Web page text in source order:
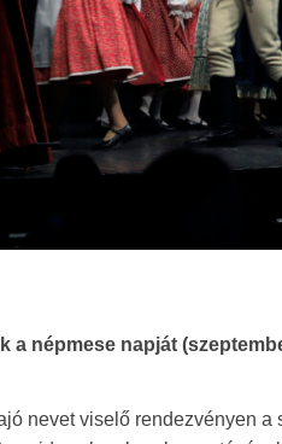
a népmese napját
nevet viselő rendezvényen